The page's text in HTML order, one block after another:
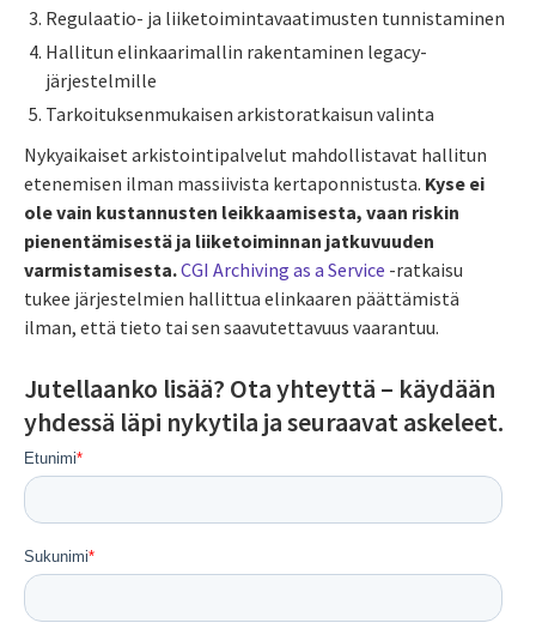
Regulaatio- ja liiketoimintavaatimusten tunnistaminen
Hallitun elinkaarimallin rakentaminen legacy-
järjestelmille
Tarkoituksenmukaisen arkistoratkaisun valinta
Nykyaikaiset arkistointipalvelut mahdollistavat hallitun
etenemisen ilman massiivista kertaponnistusta. Kyse ei
ole vain kustannusten leikkaamisesta, vaan riskin
pienentämisestä ja liiketoiminnan jatkuvuuden
varmistamisesta.CGI Archiving as a Service -ratkaisu
tukee järjestelmien hallittua elinkaaren päättämistä
ilman, että tieto tai sen saavutettavuus vaarantuu.
Jutellaanko lisää? Ota yhteyttä – käydään
yhdessä läpi nykytila ja seuraavat askeleet.